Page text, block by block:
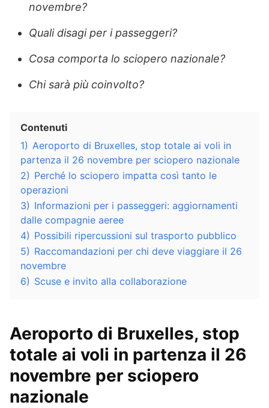
novembre?
Quali disagi per i passeggeri?
Cosa comporta lo sciopero nazionale?
Chi sarà più coinvolto?
Contenuti
1) Aeroporto di Bruxelles, stop totale ai voli in
partenza il 26 novembre per sciopero nazionale
2) Perché lo sciopero impatta così tanto le
operazioni
3) Informazioni per i passeggeri: aggiornamenti
dalle compagnie aeree
4) Possibili ripercussioni sul trasporto pubblico
5) Raccomandazioni per chi deve viaggiare il 26
novembre
6) Scuse e invito alla collaborazione
Aeroporto di Bruxelles, stop
totale ai voli in partenza il 26
novembre per sciopero
nazionale